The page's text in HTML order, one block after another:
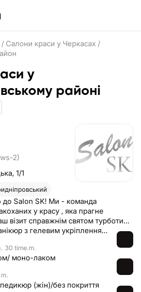
/ Салони краси у Черкасах /
у
районі
2)
1/1
до Salon SK! Ми - команда
у красу , яка прагне
візит справжнім святом турботи
Комплекс зняття/манікюр з гелевим укріпленням /покриттям-довжина S-M (не складна корекція)
30 time.m.
моно-лаком
педикюр (жін)/без покриття